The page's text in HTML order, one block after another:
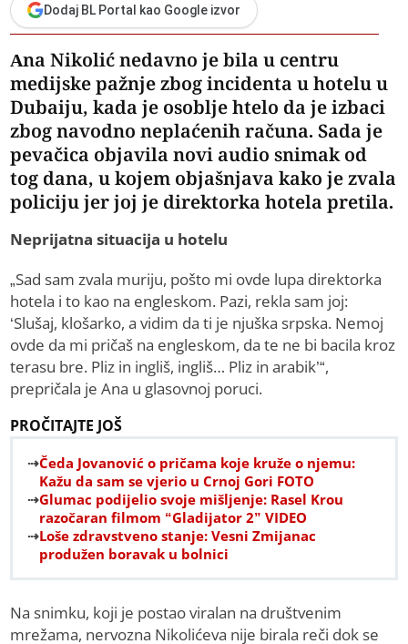
Dodaj BL Portal kao Google izvor
Ana Nikolić nedavno je bila u centru
medijske pažnje zbog incidenta u hotelu u
Dubaiju, kada je osoblje htelo da je izbaci
zbog navodno neplaćenih računa. Sada je
pevačica objavila novi audio snimak od
tog dana, u kojem objašnjava kako je zvala
policiju jer joj je direktorka hotela pretila.
Neprijatna situacija u hotelu
„Sad sam zvala muriju, pošto mi ovde lupa direktorka
hotela i to kao na engleskom. Pazi, rekla sam joj:
‘Slušaj, klošarko, a vidim da ti je njuška srpska. Nemoj
ovde da mi pričaš na engleskom, da te ne bi bacila kroz
terasu bre. Pliz in ingliš, ingliš… Pliz in arabik’“,
prepričala je Ana u glasovnoj poruci.
PROČITAJTE JOŠ
Čeda Jovanović o pričama koje kruže o njemu:
Kažu da sam se vjerio u Crnoj Gori FOTO
Glumac podijelio svoje mišljenje: Rasel Krou
razočaran filmom “Gladijator 2” VIDEO
Loše zdravstveno stanje: Vesni Zmijanac
produžen boravak u bolnici
Na snimku, koji je postao viralan na društvenim
mrežama, nervozna Nikolićeva nije birala reči dok se